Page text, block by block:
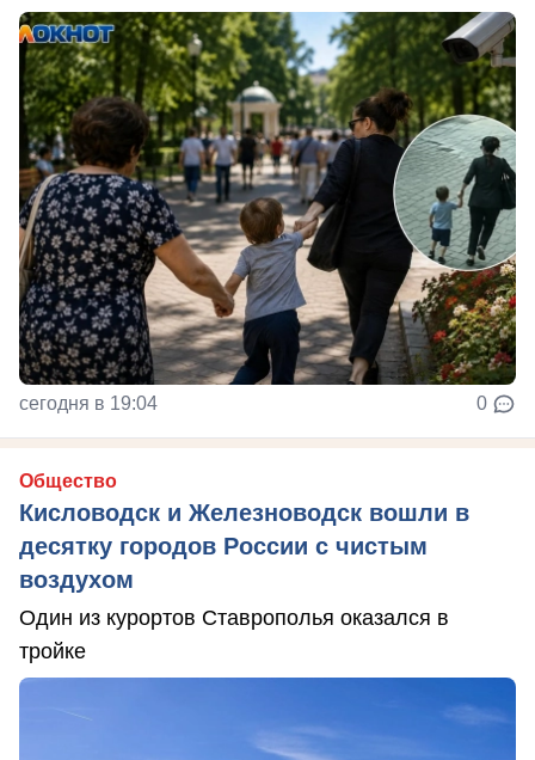
сегодня в 19:04 0
Общество
Кисловодск и Железноводск вошли в
десятку городов России с чистым
воздухом
Один из курортов Ставрополья оказался в
тройке